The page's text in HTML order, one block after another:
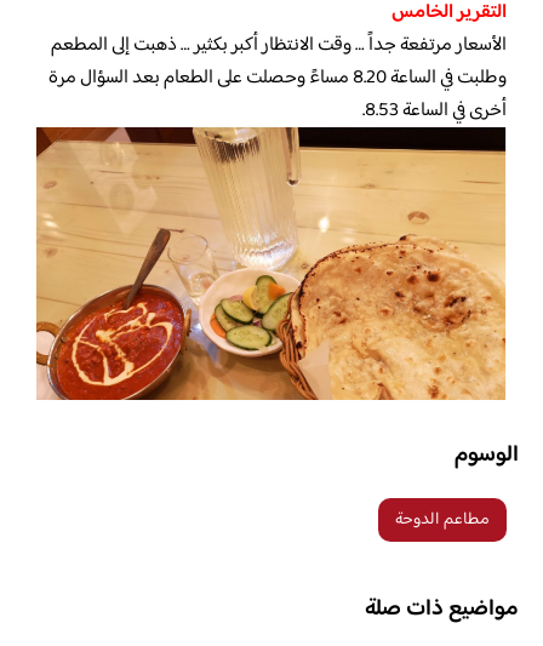
التقرير الخامس
الأسعار مرتفعة جداً … وقت الانتظار أكبر بكثير … ذهبت إلى المطعم
وطلبت في الساعة 8.20 مساءً وحصلت على الطعام بعد السؤال مرة
أخرى في الساعة 8.53.
الوسوم
مطاعم الدوحة
مواضيع ذات صلة